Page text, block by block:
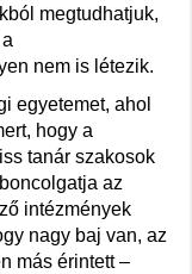
megtudhatjuk,
nem is létezik.
egyetemet, ahol
hogy a
tanár szakosok
az
intézmények
nagy baj van, az
más érintett –